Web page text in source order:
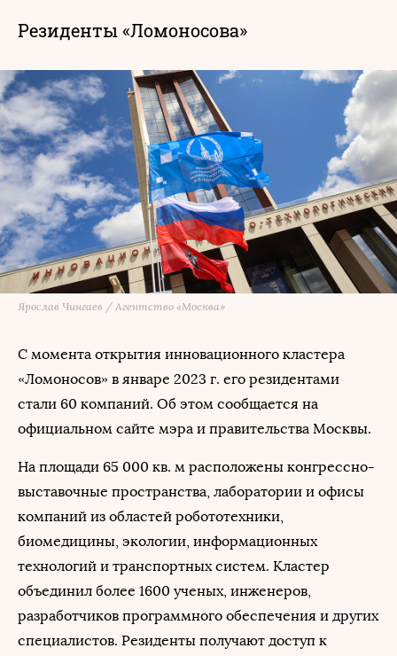
Резиденты «Ломоносова»
Ярослав Чингаев / Агентство «Москва»
С момента открытия инновационного кластера
«Ломоносов» в январе 2023 г. его резидентами
стали 60 компаний. Об этом сообщается на
официальном сайте мэра и правительства Москвы.
На площади 65 000 кв. м расположены конгрессно-
выставочные пространства, лаборатории и офисы
компаний из областей робототехники,
биомедицины, экологии, информационных
технологий и транспортных систем. Кластер
объединил более 1600 ученых, инженеров,
разработчиков программного обеспечения и других
специалистов. Резиденты получают доступ к